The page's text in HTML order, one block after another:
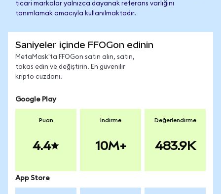
ticari markalar yalnızca dayanak referans varlığını
tanımlamak amacıyla kullanılmaktadır.
Saniyeler içinde FFOGon edinin
MetaMask'ta FFOGon satın alın, satın,
takas edin ve değiştirin. En güvenilir
kripto cüzdanı.
Google Play
Puan
4.4
İndirme
10M+
Değerlendirme
483.9K
App Store